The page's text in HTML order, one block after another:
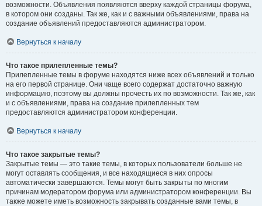
возможности. Объявления появляются вверху каждой страницы форума,
в котором они созданы. Так же, как и с важными объявлениями, права на
создание объявлений предоставляются администратором.
Вернуться к началу
Что такое прилепленные темы?
Прилепленные темы в форуме находятся ниже всех объявлений и только
на его первой странице. Они чаще всего содержат достаточно важную
информацию, поэтому вы должны прочесть их по возможности. Так же, как
и с объявлениями, права на создание прилепленных тем
предоставляются администратором конференции.
Вернуться к началу
Что такое закрытые темы?
Закрытые темы — это такие темы, в которых пользователи больше не
могут оставлять сообщения, и все находящиеся в них опросы
автоматически завершаются. Темы могут быть закрыты по многим
причинам модератором форума или администратором конференции. Вы
также можете иметь возможность закрывать созданные вами темы, в